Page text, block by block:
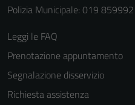
Polizia Municipale: 019 859992
Leggi le FAQ
Prenotazione appuntamento
Segnalazione disservizio
Richiesta assistenza